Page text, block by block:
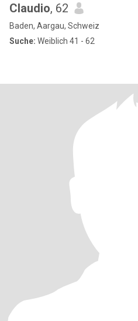
Claudio, 62
Baden, Aargau, Schweiz
Suche: Weiblich 41 - 62